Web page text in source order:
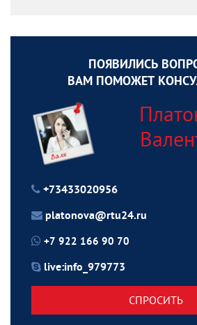
ПОЯВИЛИСЬ
ВАМ ПОМОЖЕТ
+73433020956
platonova@rtu24.ru
+7 922 166 90 70
live:info_979773
СПРОСИТЬ